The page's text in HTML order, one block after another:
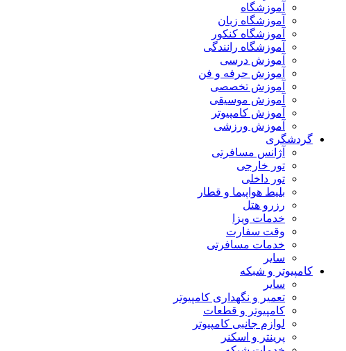
آموزشگاه
آموزشگاه زبان
آموزشگاه کنکور
آموزشگاه رانندگی
آموزش درسی
آموزش حرفه و فن
آموزش تخصصی
آموزش موسیقی
آموزش کامپیوتر
آموزش ورزشی
گردشگری
آژانس مسافرتی
تور خارجی
تور داخلی
بلیط هواپیما و قطار
رزرو هتل
خدمات ویزا
وقت سفارت
خدمات مسافرتی
سایر
کامپیوتر و شبکه
سایر
تعمیر و نگهداری کامپیوتر
کامپیوتر و قطعات
لوازم جانبی کامپیوتر
پرینتر و اسکنر